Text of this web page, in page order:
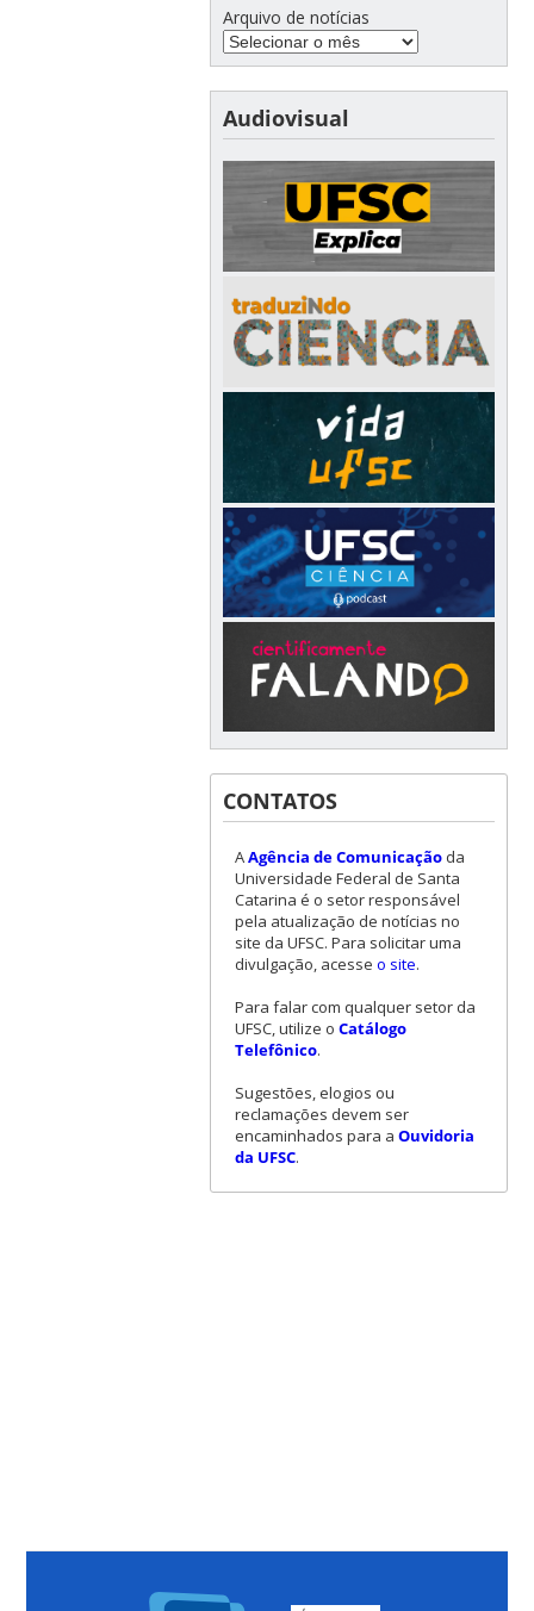
Arquivo de notícias
Audiovisual
CONTATOS
AAgência de Comunicaçãoda
Universidade Federal de Santa
Catarina é o setor responsável
pela atualização de notícias no
site da UFSC. Para solicitar uma
divulgação, acesse o site.
Para falar com qualquer setor da
UFSC, utilize o Catálogo
Telefônico.
Sugestões, elogios ou
reclamações devem ser
encaminhados para a Ouvidoria
da UFSC.